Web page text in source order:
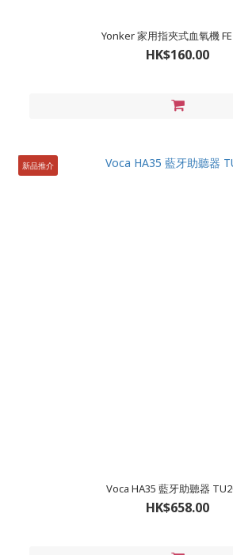
Yonker 家用指夾式血氧機
HK$160.00
新品推介
Voca HA35 藍牙助聽器
HK$658.00